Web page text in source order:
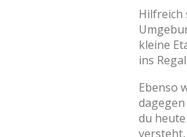
Hilfreich
kleine
ins
Ebenso
du